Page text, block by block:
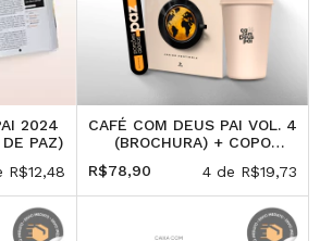
2024
DE PAZ)
R$12,48
CAFÉ COM DEUS PAI VOL. 4
(BROCHURA) + COPO
R$78,90 4 de R$19,73